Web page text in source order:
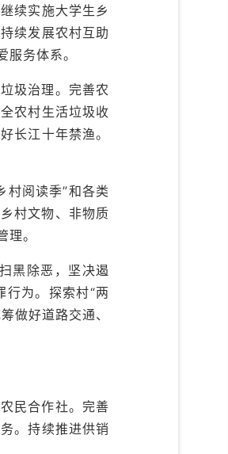
续实施大学生乡
续发展农村互助
务体系。
圾治理。完善农
农村生活垃圾收
长江十年禁渔。
村阅读季”和各类
村文物、非物质
。
黑除恶，坚决遏
为。探索村“两
做好道路交通、
民合作社。完善
。持续推进供销